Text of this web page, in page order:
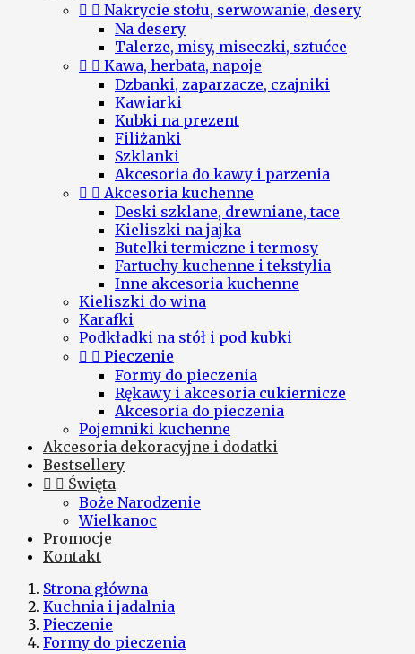
  Nakrycie stołu, serwowanie, desery
Na desery
Talerze, misy, miseczki, sztućce
  Kawa, herbata, napoje
Dzbanki, zaparzacze, czajniki
Kawiarki
Kubki na prezent
Filiżanki
Szklanki
Akcesoria do kawy i parzenia
  Akcesoria kuchenne
Deski szklane, drewniane, tace
Kieliszki na jajka
Butelki termiczne i termosy
Fartuchy kuchenne i tekstylia
Inne akcesoria kuchenne
Kieliszki do wina
Karafki
Podkładki na stół i pod kubki
  Pieczenie
Formy do pieczenia
Rękawy i akcesoria cukiernicze
Akcesoria do pieczenia
Pojemniki kuchenne
Akcesoria dekoracyjne i dodatki
Bestsellery
  Święta
Boże Narodzenie
Wielkanoc
Promocje
Kontakt
Strona główna
Kuchnia i jadalnia
Pieczenie
Formy do pieczenia